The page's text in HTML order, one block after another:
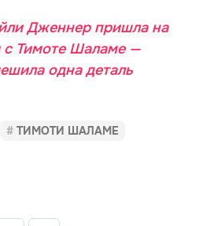
Дженнер пришла на
с Тимоте Шаламе —
одна деталь
ТИМОТИ ШАЛАМЕ